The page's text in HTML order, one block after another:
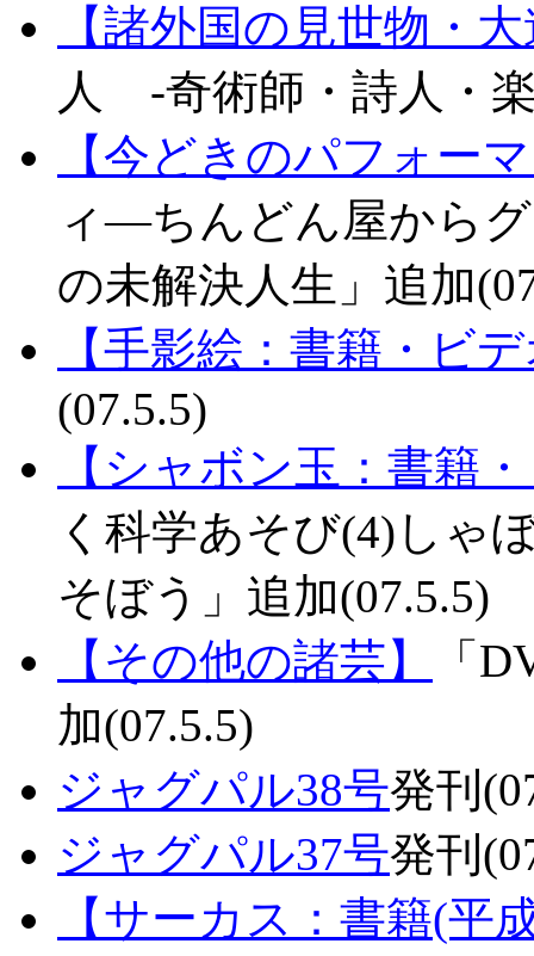
【諸外国の見世物・
人 -奇術師・詩人・
【今どきのパフォー
ィ―ちんどん屋から
の未解決人生」追加
【手影絵：書籍・ビ
(07.5.5)
【シャボン玉：書籍
く科学あそび(4)しゃ
そぼう」追加(07.5.5)
【その他の諸芸】
「
加(07.5.5)
ジャグパル38号発刊
ジャグパル37号発刊
【サーカス：書籍(平